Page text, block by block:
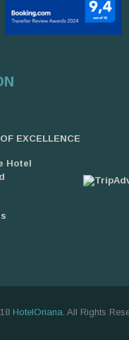
EXCELLENCE
Hotel
HotelOriana . All Rights